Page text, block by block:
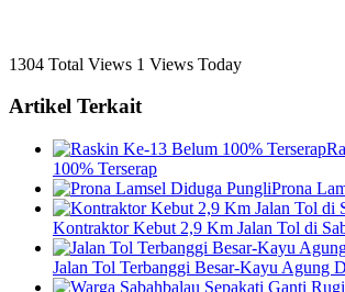
1304 Total Views 1 Views Today
Artikel Terkait
100% Terserap
Prona
Kontraktor Kebut 2,9 Km Jalan Tol di
Jalan Tol Terbanggi Besar-Kayu Agung